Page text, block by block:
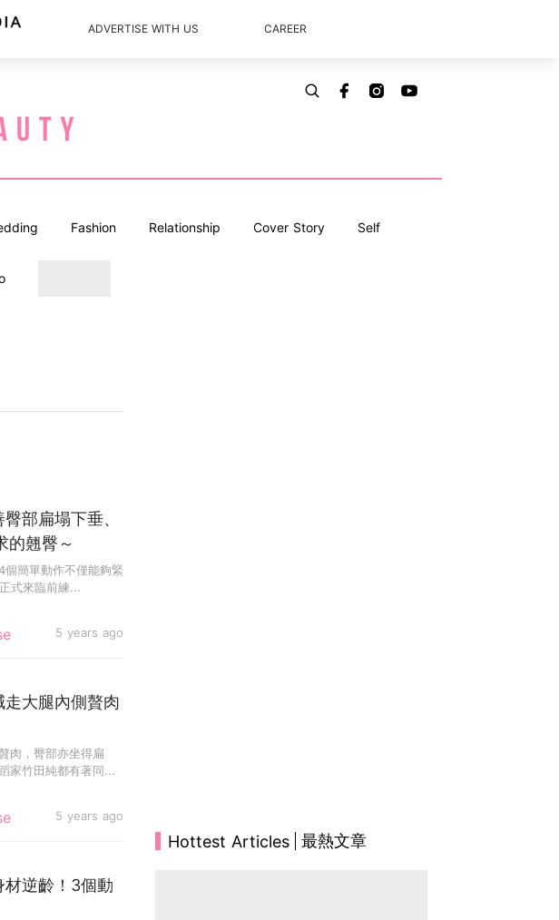
ADVERTISE WITH US CAREER
Fashion Relationship Cover Story Self
5 years ago
部扁塌下垂、
的翹臀～
簡單動作不僅能夠緊
式來臨前練...
5 years ago
走大腿內側贅肉
肉，臀部亦坐得扁
家竹田純都有著同...
材逆齡！3個動
Hottest Articles 最熱文章